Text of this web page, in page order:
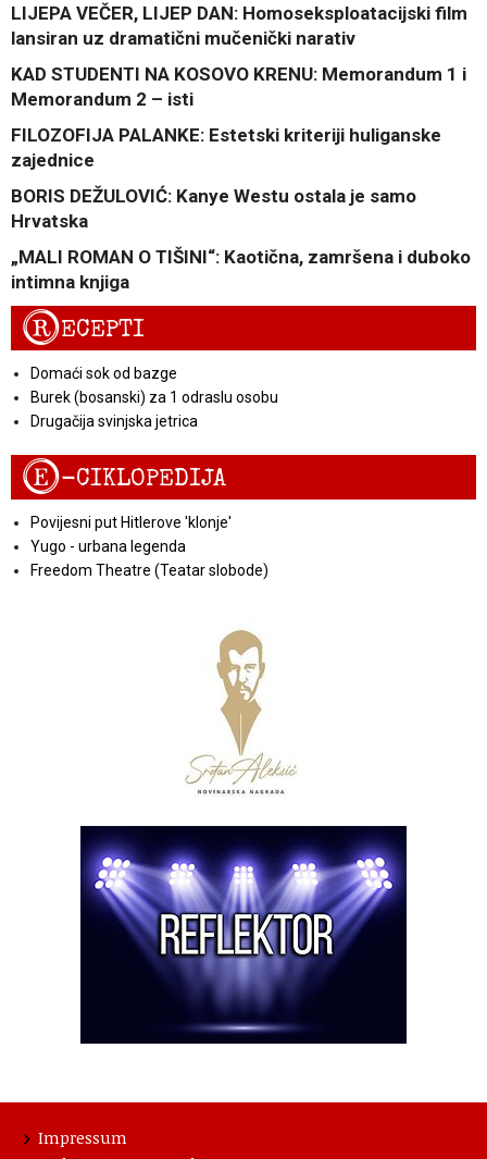
LIJEPA VEČER, LIJEP DAN: Homoseksploatacijski film
lansiran uz dramatični mučenički narativ
KAD STUDENTI NA KOSOVO KRENU: Memorandum 1 i
Memorandum 2 – isti
FILOZOFIJA PALANKE: Estetski kriteriji huliganske
zajednice
BORIS DEŽULOVIĆ: Kanye Westu ostala je samo
Hrvatska
„MALI ROMAN O TIŠINI“: Kaotična, zamršena i duboko
intimna knjiga
RECEPTI
Domaći sok od bazge
Burek (bosanski) za 1 odraslu osobu
Drugačija svinjska jetrica
E-CIKLOPEDIJA
Povijesni put Hitlerove 'klonje'
Yugo - urbana legenda
Freedom Theatre (Teatar slobode)
Impressum